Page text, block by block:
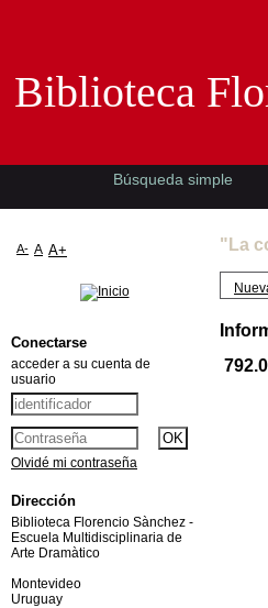
"La
Biblioteca
Búsqueda simple
A- A A+
Conectarse
acceder a su cuenta de
usuario
Olvidé mi contraseña
Dirección
Biblioteca Florencio Sànchez -
Escuela Multidisciplinaria de
Arte Dramàtico
Montevideo
Uruguay